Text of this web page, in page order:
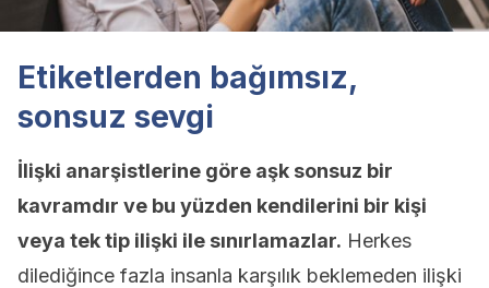
Etiketlerden bağımsız,
sonsuz sevgi
İlişki anarşistlerine göre aşk sonsuz bir
kavramdır ve bu yüzden kendilerini bir kişi
veya tek tip ilişki ile sınırlamazlar. Herkes
dilediğince fazla insanla karşılık beklemeden ilişki